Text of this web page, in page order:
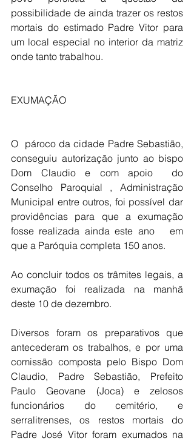
possibilidade de ainda trazer os restos
mortais do estimado Padre Vitor para
um local especial no interior da matriz
onde tanto trabalhou.
EXUMAÇÃO
O  pároco da cidade Padre Sebastião,
conseguiu autorização junto ao bispo
Dom Claudio e com apoio  do
Conselho Paroquial , Administração
Municipal entre outros, foi possível dar
providências para que a exumação
fosse realizada ainda este ano   em
que a Paróquia completa 150 anos.
Ao concluir todos os trâmites legais, a
exumação foi realizada na manhã
deste 10 de dezembro.
Diversos foram os preparativos que
antecederam os trabalhos, e por uma
comissão composta pelo Bispo Dom
Claudio, Padre Sebastião, Prefeito
Paulo Geovane (Joca) e zelosos
funcionários do cemitério, e
serralitrenses, os restos mortais do
Padre José Vitor foram exumados na